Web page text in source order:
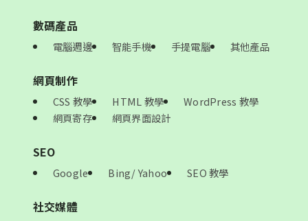
數碼產品
電腦週邊 智能手機 手提電腦 其他產品
網頁制作
CSS 教學 HTML 教學
WordPress 教學
網頁寄存
網頁界面設計
SEO
Google Bing/ Yahoo SEO 教學
社交媒體